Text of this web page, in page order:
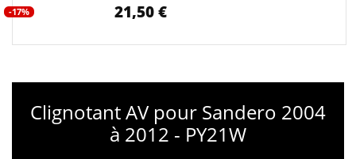
-17% 21,50 €
Clignotant AV pour Sandero 2004
à 2012 - PY21W